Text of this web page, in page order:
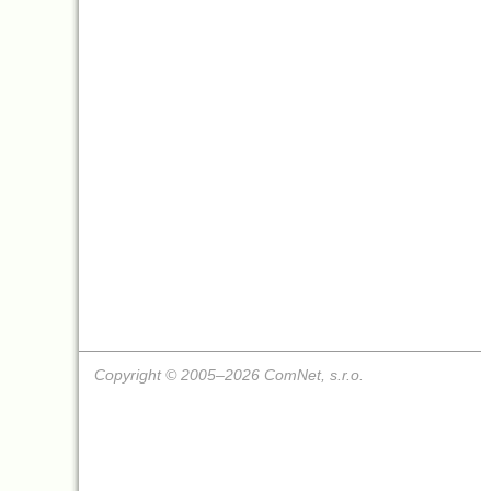
Copyright © 2005–2026 ComNet, s.r.o.